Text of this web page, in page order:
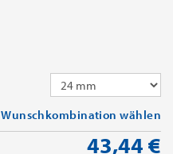
Wunschkombination wählen
43,44 €